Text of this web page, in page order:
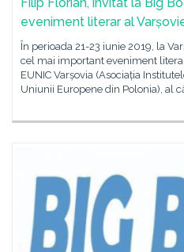
eveniment literar al
În perioada 21-23 iunie 2019, la
cel mai important eveniment
EUNIC Varșovia (Asociația
Uniunii Europene din Polonia), al